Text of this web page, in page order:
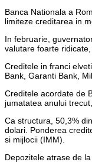
Banca Nationala a
limiteze creditarea in
In februarie,
valutare foarte
Creditele in franci
Bank, Garanti Bank,
Creditele acordate de
jumatatea anului
Ca structura, 50,3%
dolari. Ponderea
si mijlocii (IMM).
Depozitele atrase de